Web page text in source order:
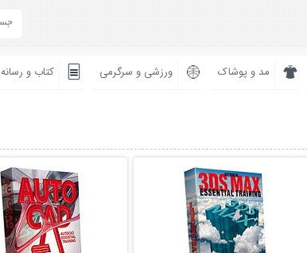
مد و پوشاک ورزشی و سرگرمی کتاب و رسانه